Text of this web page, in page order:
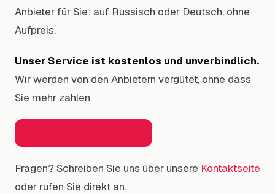
Anbieter für Sie: auf Russisch oder Deutsch, ohne
Aufpreis.
Unser Service ist kostenlos und unverbindlich.
Wir werden von den Anbietern vergütet, ohne dass
Sie mehr zahlen.
Fragen? Schreiben Sie uns über unsere Kontaktseite
oder rufen Sie direkt an.